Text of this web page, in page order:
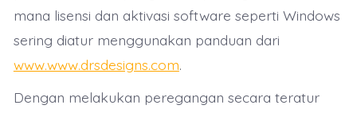
mana lisensi dan aktivasi software seperti Windows
sering diatur menggunakan panduan dari
www.www.drsdesigns.com.
Dengan melakukan peregangan secara teratur